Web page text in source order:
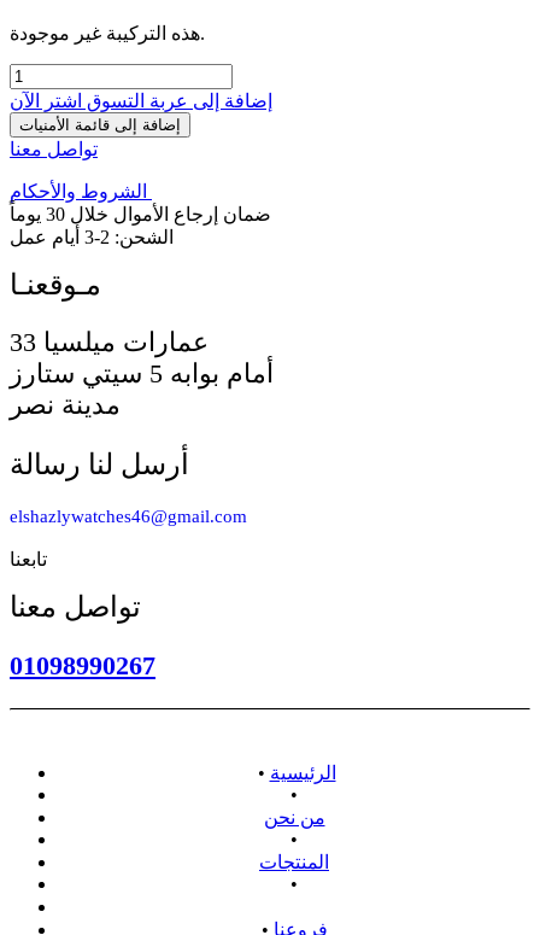
هذه التركيبة غير موجودة.
إضافة إلى عربة التسوق اشترِ الآن
إضافة إلى قائمة الأمنيات
تواصل معنا
الشروط والأحكام
ضمان إرجاع الأموال خلال 30 يوماً
الشحن: 2-3 أيام عمل
أمام بوابه 5 سيتي ستارز
مدينة نصر
أرسل لنا رسالة
elshazlywatches46@gmail.com
تابعنا
تواصل معنا
01098990267
• الرئيسية
•
من نحن
•
المنتجات
•
• فروعنا